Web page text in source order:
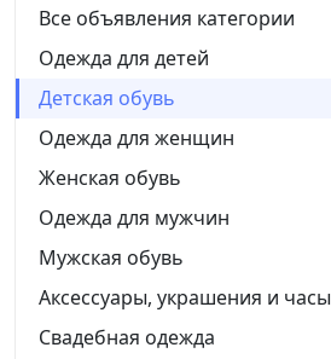
Все объявления категории
Одежда для детей
Детская обувь
Одежда для женщин
Женская обувь
Одежда для мужчин
Мужская обувь
Аксессуары, украшения и часы
Свадебная одежда